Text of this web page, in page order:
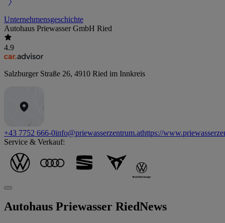
Unternehmensgeschichte
Autohaus Priewasser GmbH Ried
4.9
Salzburger Straße 26, 4910 Ried im Innkreis
+43 7752 666-0info@priewasserzentrum.athttps://
Service & Verkauf:
Autohaus Priewasser RiedNews